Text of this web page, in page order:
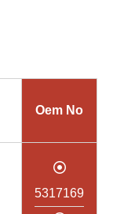
Oem No
5317169